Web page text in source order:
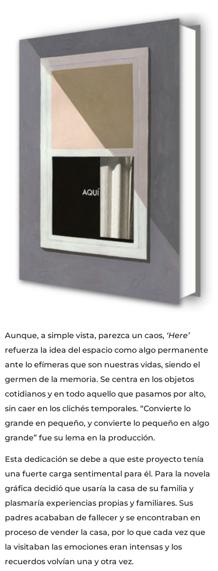
Aunque, a simple vista, parezca un caos, ‘Here’
refuerza la idea del espacio como algo permanente
ante lo efímeras que son nuestras vidas, siendo el
germen de la memoria. Se centra en los objetos
cotidianos y en todo aquello que pasamos por alto,
sin caer en los clichés temporales. “Convierte lo
grande en pequeño, y convierte lo pequeño en algo
grande” fue su lema en la producción.
Esta dedicación se debe a que este proyecto tenía
una fuerte carga sentimental para él. Para la novela
gráfica decidió que usaría la casa de su familia y
plasmaría experiencias propias y familiares. Sus
padres acababan de fallecer y se encontraban en
proceso de vender la casa, por lo que cada vez que
la visitaban las emociones eran intensas y los
recuerdos volvían una y otra vez.